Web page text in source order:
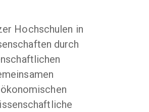
Hochschulen in
durch